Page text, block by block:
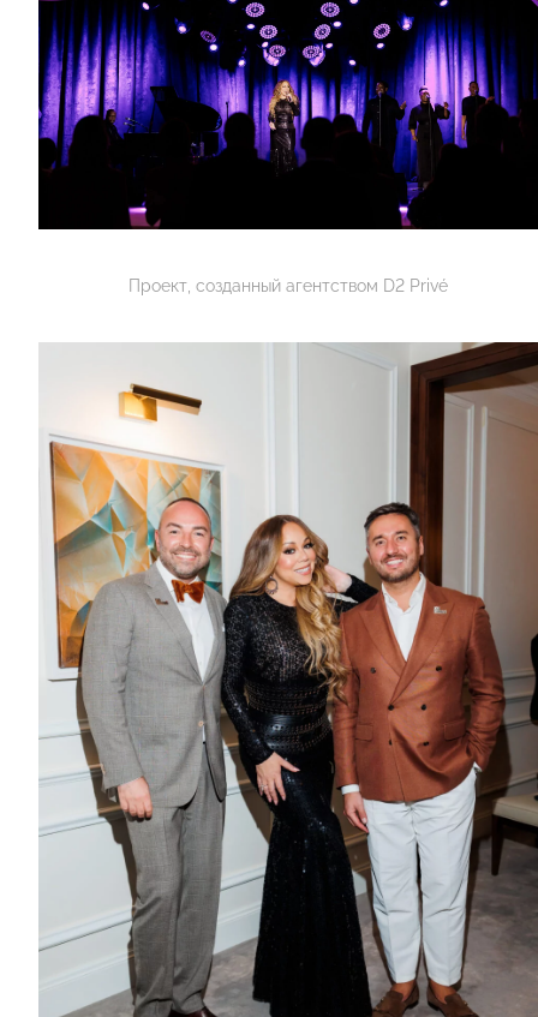
Проект, созданный агентством D2 Privé